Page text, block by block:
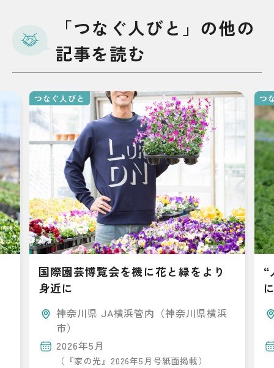
「つなぐ人びと」の他の
記事を読む
つなぐ人びと
国際園芸博覧会を機に花と緑をより
身近に
神奈川県 JA横浜管内（神奈川県横浜
市）
2026年5月
（『家の光』2026年5月号紙面掲載）
つ
“